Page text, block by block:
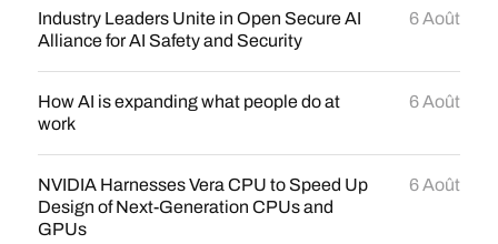
Industry Leaders Unite in Open Secure AI
Alliance for AI Safety and Security
6 Août
How AI is expanding what people do at
work
6 Août
NVIDIA Harnesses Vera CPU to Speed Up
Design of Next-Generation CPUs and
GPUs
6 Août